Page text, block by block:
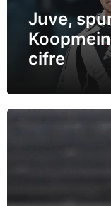
Juve,
cifre